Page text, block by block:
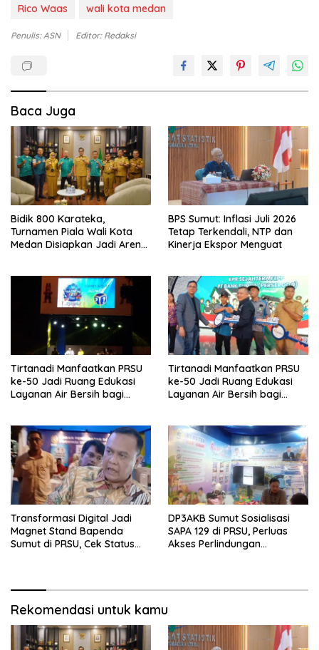
Rico Waas
wali kota medan
Penulis: ASN Editor: Redaksi
Baca Juga
Bidik 800 Karateka,
Turnamen Piala Wali Kota
Medan Disiapkan Jadi Arena
BPS Sumut: Inflasi Juli 2026
Tetap Terkendali, NTP dan
Kinerja Ekspor Menguat
Tirtanadi Manfaatkan PRSU
ke-50 Jadi Ruang Edukasi
Layanan Air Bersih bagi
Tirtanadi Manfaatkan PRSU
ke-50 Jadi Ruang Edukasi
Layanan Air Bersih bagi
Transformasi Digital Jadi
Magnet Stand Bapenda
Sumut di PRSU, Cek Status
DP3AKB Sumut Sosialisasi
SAPA 129 di PRSU, Perluas
Akses Perlindungan
Rekomendasi untuk kamu